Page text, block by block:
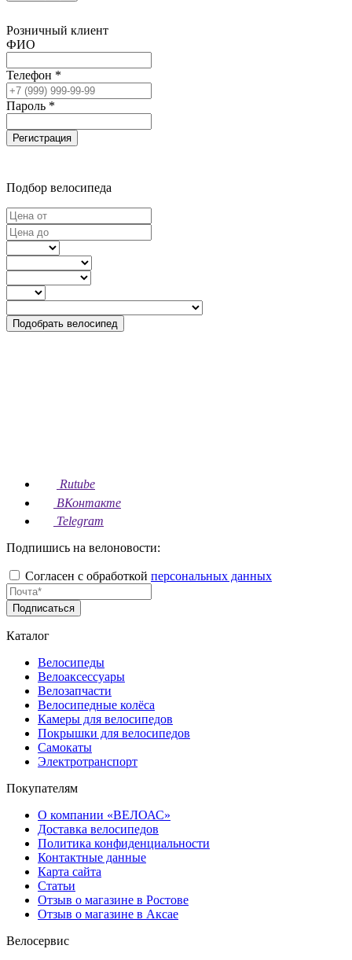
Розничный клиент
ФИО
Телефон *
Пароль *
Регистрация
Подбор велосипеда
Подобрать велосипед
Rutube
ВКонтакте
Telegram
Подпишись на велоновости:
Согласен с обработкой персональных данных
Подписаться
Каталог
Велосипеды
Велоаксессуары
Велозапчасти
Велосипедные колёса
Камеры для велосипедов
Покрышки для велосипедов
Самокаты
Электротранспорт
Покупателям
О компании «ВЕЛОАС»
Доставка велосипедов
Политика конфиденциальности
Контактные данные
Карта сайта
Статьи
Отзыв о магазине в Ростове
Отзыв о магазине в Аксае
Велосервис